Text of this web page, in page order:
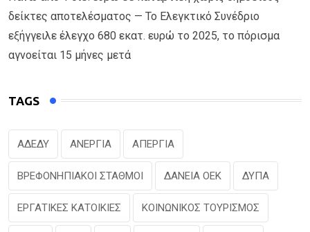
δείκτες αποτελέσματος — Το Ελεγκτικό Συνέδριο
εξήγγειλε έλεγχο 680 εκατ. ευρώ το 2025, το πόρισμα
αγνοείται 15 μήνες μετά
TAGS
ΑΔΕΔΥ ΑΝΕΡΓΙΑ ΑΠΕΡΓΙΑ
ΒΡΕΦΟΝΗΠΙΑΚΟΙ ΣΤΑΘΜΟΙ ΔΑΝΕΙΑ ΟΕΚ ΔΥΠΑ
ΕΡΓΑΤΙΚΕΣ ΚΑΤΟΙΚΙΕΣ ΚΟΙΝΩΝΙΚΟΣ ΤΟΥΡΙΣΜΟΣ